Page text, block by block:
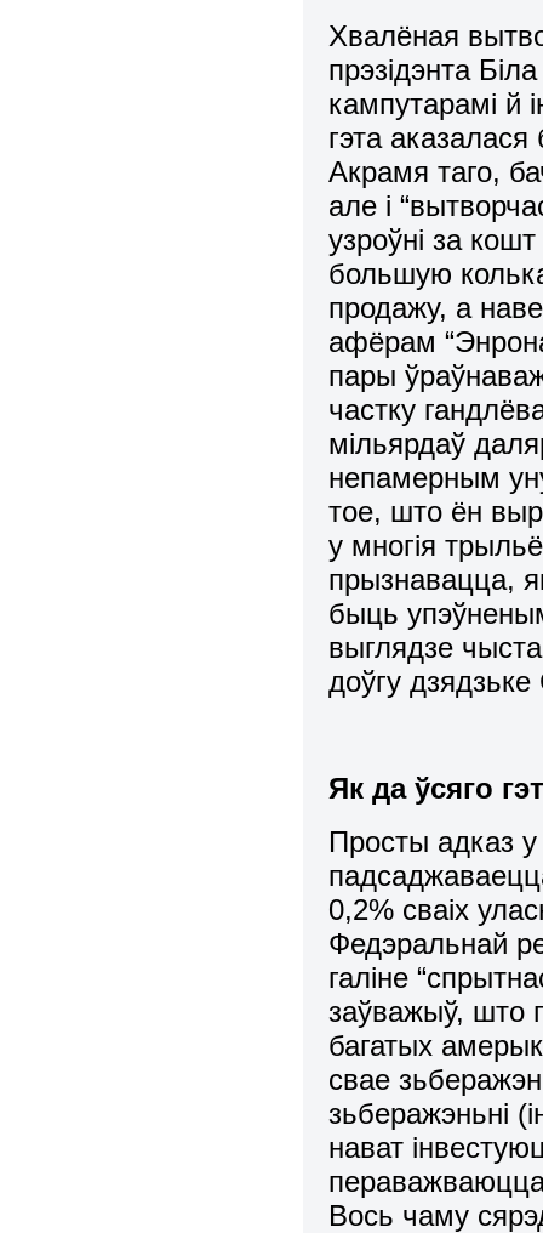
Хвалёная
прэзідэнта
кампутарамі й
гэта
Акрамя таго,
але і
узроўні за
большую
продажу, а
афёрам
пары
частку
мільярдаў
непамерным
тое, што ён
у многія
прызнавацца,
быць
выглядзе
доўгу
Як да ўсяго
Просты адказ
0,2% сваіх
Федэральнай
галіне
заўважыў, што
багатых
свае
зьберажэньні
нават
Вось чаму